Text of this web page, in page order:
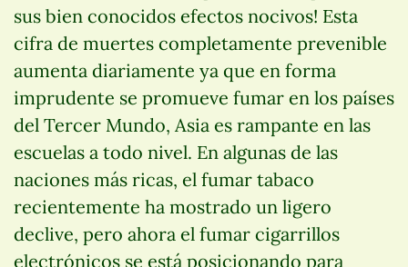
sus bien conocidos efectos nocivos! Esta
cifra de muertes completamente prevenible
aumenta diariamente ya que en forma
imprudente se promueve fumar en los países
del Tercer Mundo, Asia es rampante en las
escuelas a todo nivel. En algunas de las
naciones más ricas, el fumar tabaco
recientemente ha mostrado un ligero
declive, pero ahora el fumar cigarrillos
electrónicos se está posicionando para